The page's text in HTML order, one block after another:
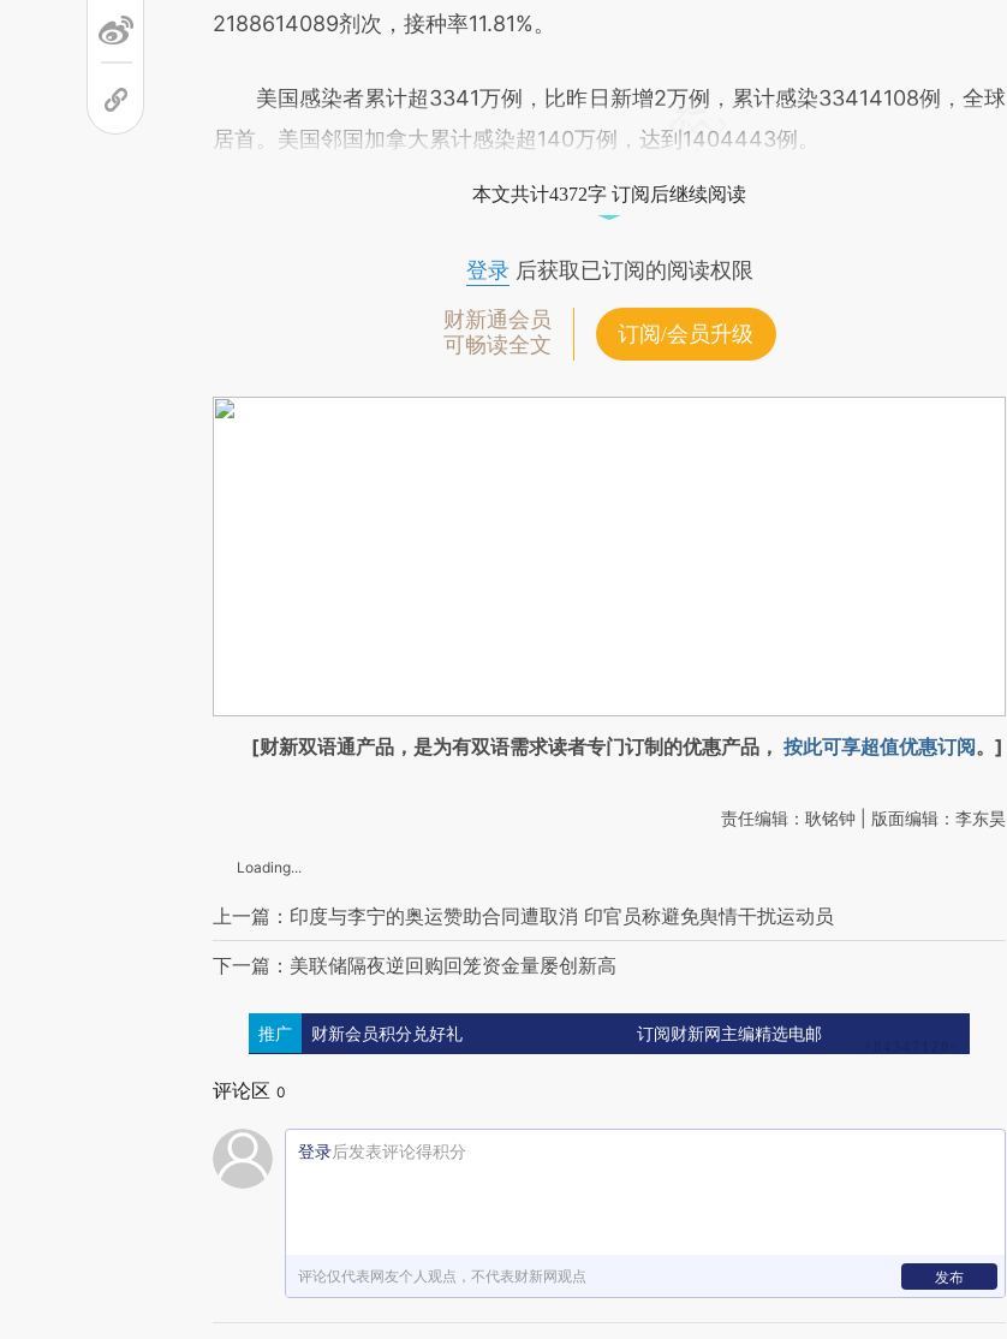
2188614089剂次，接种率11.81%。
美国感染者累计超3341万例，比昨日新增2万例，累计感染33414108例，全球
居首。美国邻国加拿大累计感染超140万例，达到1404443例。
本文共计4372字 订阅后继续阅读
登录后获取已订阅的阅读权限
财新通会员
可畅读全文
订阅/会员升级
[财新双语通产品，是为有双语需求读者专门订制的优惠产品， 按此可享超值优惠订阅。]
责任编辑：耿铭钟 | 版面编辑：李东昊
Loading...
上一篇：印度与李宁的奥运赞助合同遭取消 印官员称避免舆情干扰运动员
下一篇：美联储隔夜逆回购回笼资金量屡创新高
推广 财新会员积分兑好礼 订阅财新网主编精选电邮
评论区 0
登录后发表评论得积分
评论仅代表网友个人观点，不代表财新网观点 发布